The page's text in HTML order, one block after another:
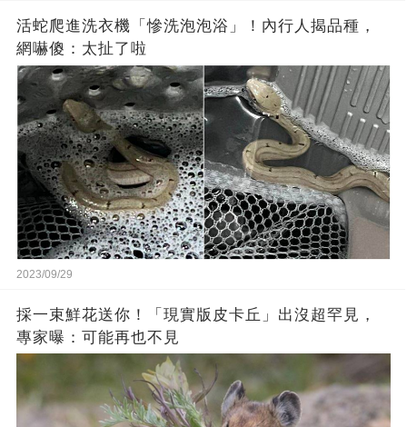
活蛇爬進洗衣機「慘洗泡泡浴」！內行人揭品種，
網嚇傻：太扯了啦
2023/09/29
採一束鮮花送你！「現實版皮卡丘」出沒超罕見，
專家曝：可能再也不見